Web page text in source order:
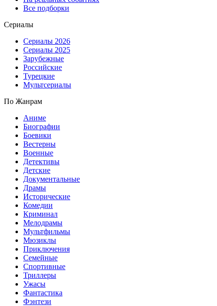
Все подборки
Сериалы
Сериалы 2026
Сериалы 2025
Зарубежные
Российские
Турецкие
Мультсериалы
По Жанрам
Аниме
Биографии
Боевики
Вестерны
Военные
Детективы
Детские
Документальные
Драмы
Исторические
Комедии
Криминал
Мелодрамы
Мультфильмы
Мюзиклы
Приключения
Семейные
Спортивные
Триллеры
Ужасы
Фантастика
Фэнтези